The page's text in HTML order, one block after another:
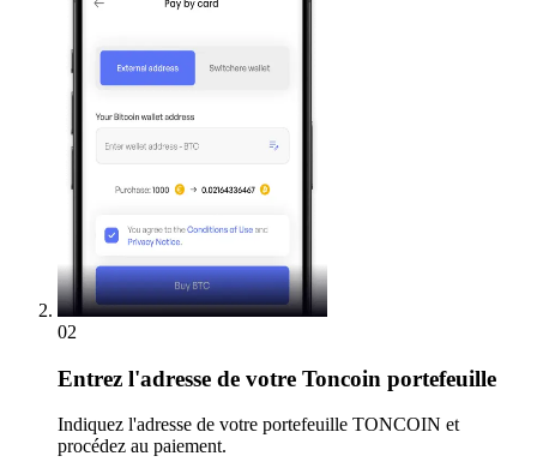
02
Entrez l'adresse de votre Toncoin portefeuille
Indiquez l'adresse de votre portefeuille TONCOIN et
procédez au paiement.